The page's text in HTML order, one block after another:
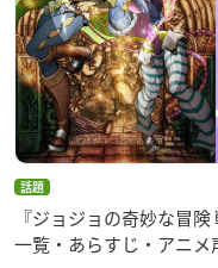
話題
『ジョジョの奇妙な冒
一覧・あらすじ・アニメ